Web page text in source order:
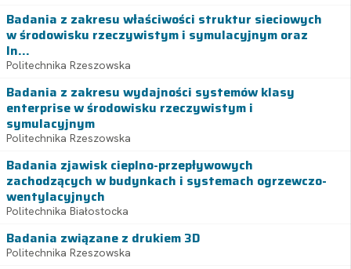
Badania z zakresu właściwości struktur sieciowych
w środowisku rzeczywistym i symulacyjnym oraz
In...
Politechnika Rzeszowska
Badania z zakresu wydajności systemów klasy
enterprise w środowisku rzeczywistym i
symulacyjnym
Politechnika Rzeszowska
Badania zjawisk cieplno-przepływowych
zachodzących w budynkach i systemach ogrzewczo-
wentylacyjnych
Politechnika Białostocka
Badania związane z drukiem 3D
Politechnika Rzeszowska